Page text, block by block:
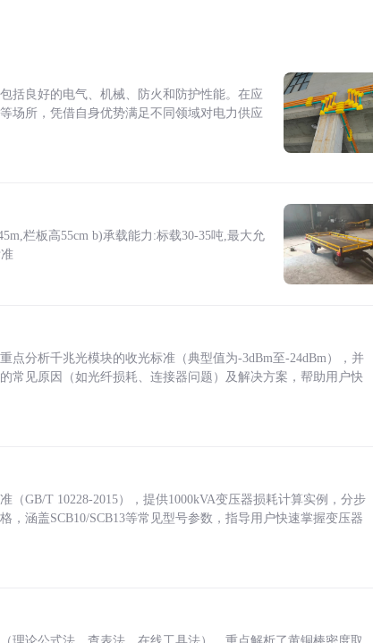
括良好的电气、机械、防火和防护性能。在应
场所，凭借自身优势满足不同领域对电力供应
栏板高55cm b)承载能力:标载30-35吨,最大允
点分析千兆光模块的收光标准（典型值为-3dBm至-24dBm），并
常见原因（如光纤损耗、连接器问题）及解决方案，帮助用户快
GB/T 10228-2015），提供1000kVA变压器损耗计算实例，分步
涵盖SCB10/SCB13等常见型号参数，指导用户快速掌握变压器